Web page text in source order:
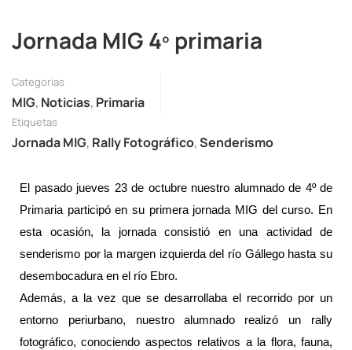
Jornada MIG 4º primaria
Categorías
MIG, Noticias, Primaria
Etiquetas
Jornada MIG, Rally Fotográfico,Senderismo
El pasado jueves 23 de octubre nuestro alumnado de 4º de
Primaria participó en su primera jornada MIG del curso. En
esta ocasión, la jornada consistió en una actividad de
senderismo por la margen izquierda del río Gállego hasta su
desembocadura en el río Ebro.
Además, a la vez que se desarrollaba el recorrido por un
entorno periurbano, nuestro alumnado realizó un rally
fotográfico, conociendo aspectos relativos a la flora, fauna,